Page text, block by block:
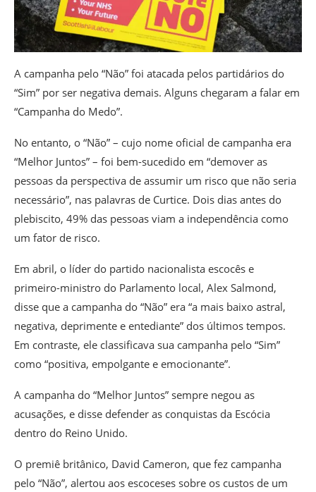
A campanha pelo “Não” foi atacada pelos partidários do
“Sim” por ser negativa demais. Alguns chegaram a falar em
“Campanha do Medo”.
No entanto, o “Não” – cujo nome oficial de campanha era
“Melhor Juntos” – foi bem-sucedido em “demover as
pessoas da perspectiva de assumir um risco que não seria
necessário”, nas palavras de Curtice. Dois dias antes do
plebiscito, 49% das pessoas viam a independência como
um fator de risco.
Em abril, o líder do partido nacionalista escocês e
primeiro-ministro do Parlamento local, Alex Salmond,
disse que a campanha do “Não” era “a mais baixo astral,
negativa, deprimente e entediante” dos últimos tempos.
Em contraste, ele classificava sua campanha pelo “Sim”
como “positiva, empolgante e emocionante”.
A campanha do “Melhor Juntos” sempre negou as
acusações, e disse defender as conquistas da Escócia
dentro do Reino Unido.
O premiê britânico, David Cameron, que fez campanha
pelo “Não”, alertou aos escoceses sobre os custos de um